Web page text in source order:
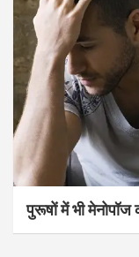
पुरूषों में भी मेनोपॉज